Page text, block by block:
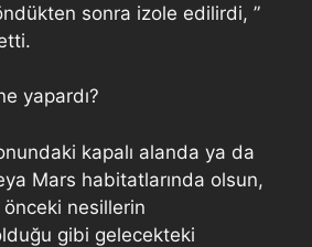
sonra izole edilirdi, ”
yapardı?
kapalı alanda ya da
Mars habitatlarında olsun,
önceki nesillerin
gibi gelecekteki